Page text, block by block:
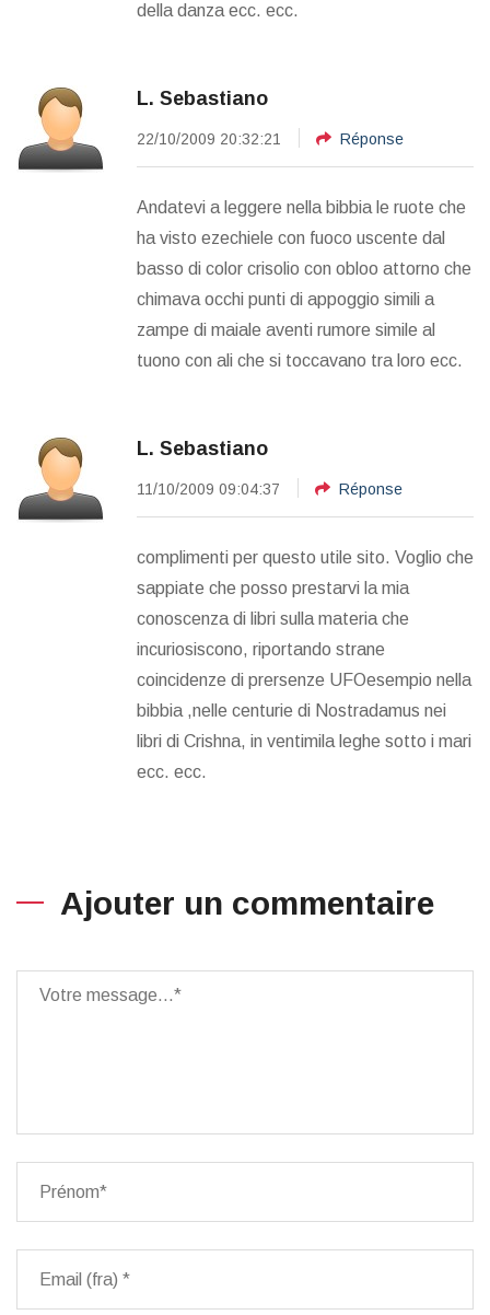
della danza ecc. ecc.
L. Sebastiano
22/10/2009 20:32:21 Réponse
Andatevi a leggere nella bibbia le ruote che
ha visto ezechiele con fuoco uscente dal
basso di color crisolio con obloo attorno che
chimava occhi punti di appoggio simili a
zampe di maiale aventi rumore simile al
tuono con ali che si toccavano tra loro ecc.
L. Sebastiano
11/10/2009 09:04:37 Réponse
complimenti per questo utile sito. Voglio che
sappiate che posso prestarvi la mia
conoscenza di libri sulla materia che
incuriosiscono, riportando strane
coincidenze di prersenze UFOesempio nella
bibbia ,nelle centurie di Nostradamus nei
libri di Crishna, in ventimila leghe sotto i mari
ecc. ecc.
Ajouter un commentaire